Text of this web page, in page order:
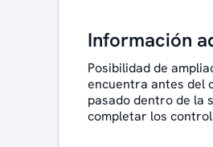
Información
Posibilidad de
encuentra antes del
pasado dentro de la
completar los